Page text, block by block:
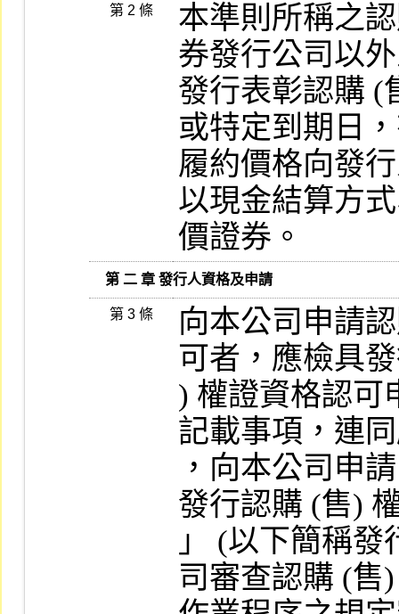
第 2 條
本準則所稱之
券發行公司以
發行表彰認購 (
或特定到期日
履約價格向發
以現金結算方
價證券。
   第 二 章 發行人資格及申請
第 3 條
向本公司申請
可者，應檢具
) 權證資格認可
記載事項，連
，向本公司申
發行認購 (售)
」 (以下簡稱
司審查認購 (售